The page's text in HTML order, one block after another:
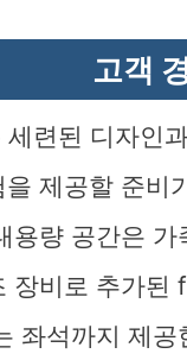
고객
련된 디자인
제공할 준비
용량 공간은
장비로 추가
좌석까지 제